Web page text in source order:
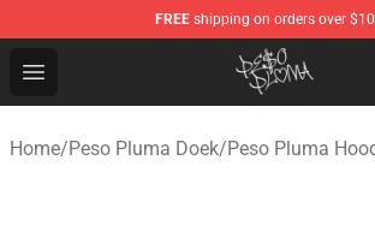
FREE shipping on orders over
Open menu
Peso Pluma Store - Official Peso
Home/Peso Pluma Doek/Peso Pluma